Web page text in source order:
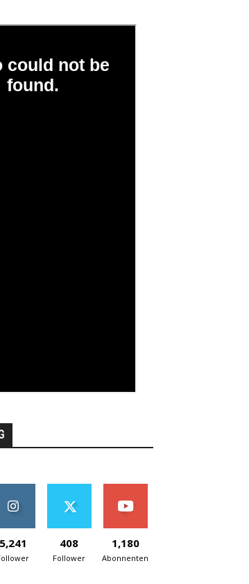
5,241 408
Follower
1,180
Abonnenten